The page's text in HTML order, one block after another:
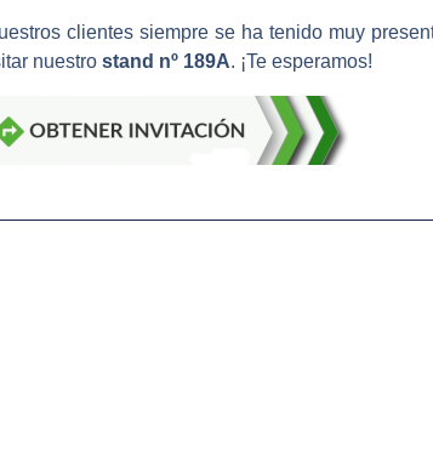
clientes siempre se ha tenido muy
nuestro stand nº 189A. ¡Te esperamos!